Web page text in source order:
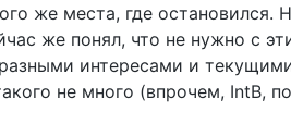
же места, где остановился.
же понял, что не нужно с
интересами и
не много (впрочем, IntB,